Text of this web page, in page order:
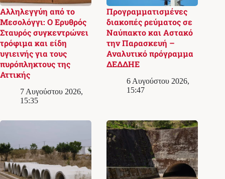
Αλληλεγγύη από το
Μεσολόγγι: Ο Ερυθρός
Σταυρός συγκεντρώνει
τρόφιμα και είδη
υγιεινής για τους
πυρόπληκτους της
Αττικής
7 Αυγούστου 2026,
15:35
Προγραμματισμένες
διακοπές ρεύματος σε
Ναύπακτο και Αστακό
την Παρασκευή –
Αναλυτικό πρόγραμμα
ΔΕΔΔΗΕ
6 Αυγούστου 2026,
15:47